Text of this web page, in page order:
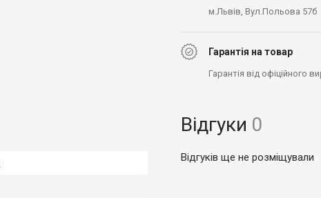
м.Львів, Вул.Польова 57б
Гарантія на товар
Гарантія від офіційного
Відгуки 0
Відгуків ще не розміщували